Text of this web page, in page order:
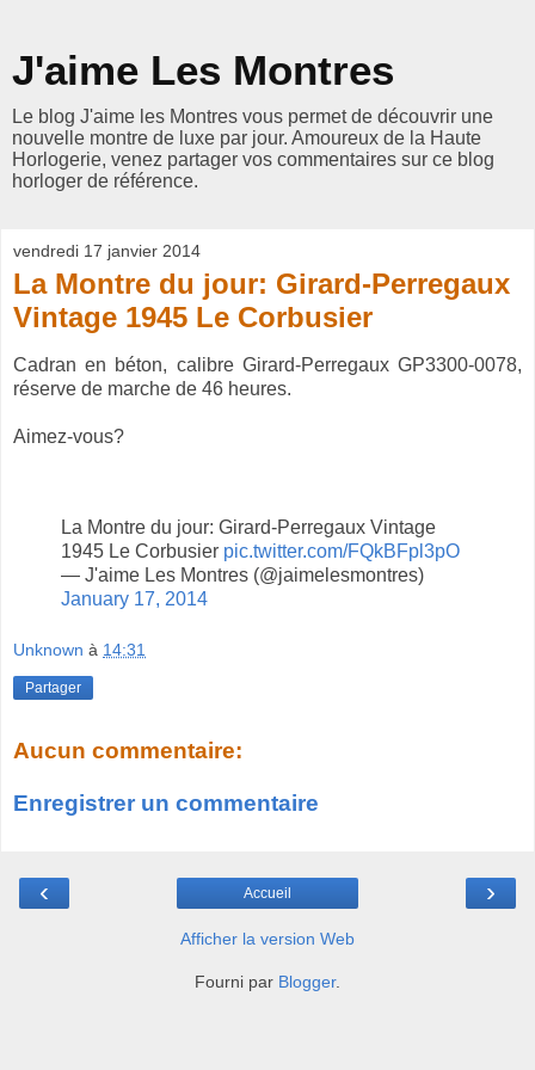
J'aime Les Montres
Le blog J'aime les Montres vous permet de découvrir une
nouvelle montre de luxe par jour. Amoureux de la Haute
Horlogerie, venez partager vos commentaires sur ce blog
horloger de référence.
vendredi 17 janvier 2014
La Montre du jour: Girard-Perregaux
Vintage 1945 Le Corbusier
Cadran en béton, calibre Girard-Perregaux GP3300-0078,
réserve de marche de 46 heures.
Aimez-vous?
La Montre du jour: Girard-Perregaux Vintage
1945 Le Corbusier pic.twitter.com/FQkBFpl3pO
— J'aime Les Montres (@jaimelesmontres)
January 17, 2014
Unknown à 14:31
Partager
Aucun commentaire:
Enregistrer un commentaire
‹ ›
Accueil
Afficher la version Web
Fourni par Blogger.